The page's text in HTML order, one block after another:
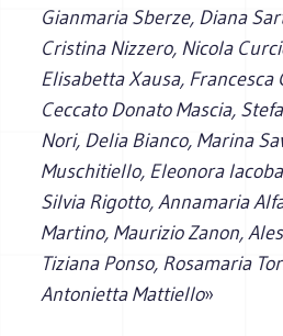
Gianmaria Sberze, Diana
Cristina Nizzero, Nicola
Elisabetta Xausa, Francesca
Ceccato Donato Mascia,
Nori, Delia Bianco, Marina
Muschitiello, Eleonora
Silvia Rigotto, Annamaria
Martino, Maurizio Zanon,
Tiziana Ponso, Rosamaria
Antonietta Mattiello»